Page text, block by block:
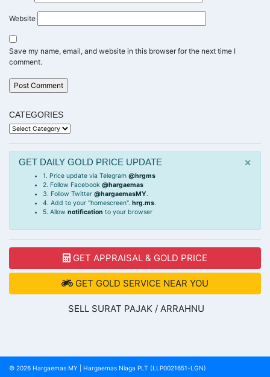
Website
Save my name, email, and website in this browser for the next time I
comment.
CATEGORIES
Categories
×
GET DAILY GOLD PRICE UPDATE
1. Price update via Telegram @hrgms
2. Follow Facebook @hargaemas
3. Follow Twitter @hargaemasMY.
4. Add to your "homescreen". hrg.ms.
5. Allow notification to your browser
GET APPRAISAL & GOLD PRICE
GET GOLD SERVICE NEAR YOU
SELL SURAT PAJAK / ARRAHNU
© 2026 Hargaemas MY Hargaemas Niaga PLT (LLP0021651-LGN)